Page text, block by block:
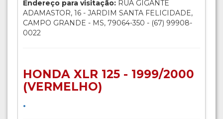
Endereço para visitação: RUA GIGANTE
ADAMASTOR, 16 - JARDIM SANTA FELICIDADE,
CAMPO GRANDE - MS, 79064-350 - (67) 99908-
0022
HONDA XLR 125 - 1999/2000
(VERMELHO)
.